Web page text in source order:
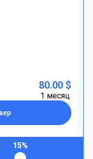
80.00 $
1 месяц
15%